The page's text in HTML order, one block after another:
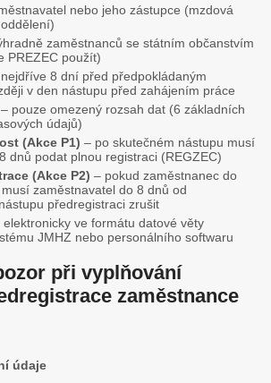
nebo jeho zástupce (mzdová
zaměstnanců se státním občanstvím
PREZEC použít)
8 dní před předpokládaným
v den nástupu před zahájením práce
– pouze omezený rozsah dat (6 základních
údajů)
(Akce P1) – po skutečném nástupu musí
dnů podat plnou registraci (REGZEC)
(Akce P2) – pokud zaměstnanec do
zaměstnavatel do 8 dnů od
předregistraci zrušit
ve formátu datové věty
JMHZ nebo personálního softwaru
při vyplňování
zaměstnance
údaje